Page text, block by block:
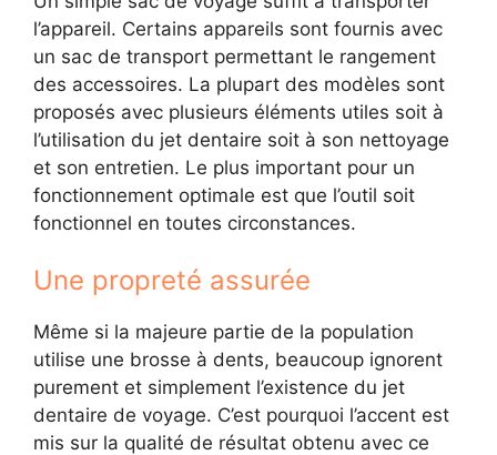
l’appareil. Certains appareils sont fournis avec
un sac de transport permettant le rangement
des accessoires. La plupart des modèles sont
proposés avec plusieurs éléments utiles soit à
l’utilisation du jet dentaire soit à son nettoyage
et son entretien. Le plus important pour un
fonctionnement optimale est que l’outil soit
fonctionnel en toutes circonstances.
Une propreté assurée
Même si la majeure partie de la population
utilise une brosse à dents, beaucoup ignorent
purement et simplement l’existence du jet
dentaire de voyage. C’est pourquoi l’accent est
mis sur la qualité de résultat obtenu avec ce